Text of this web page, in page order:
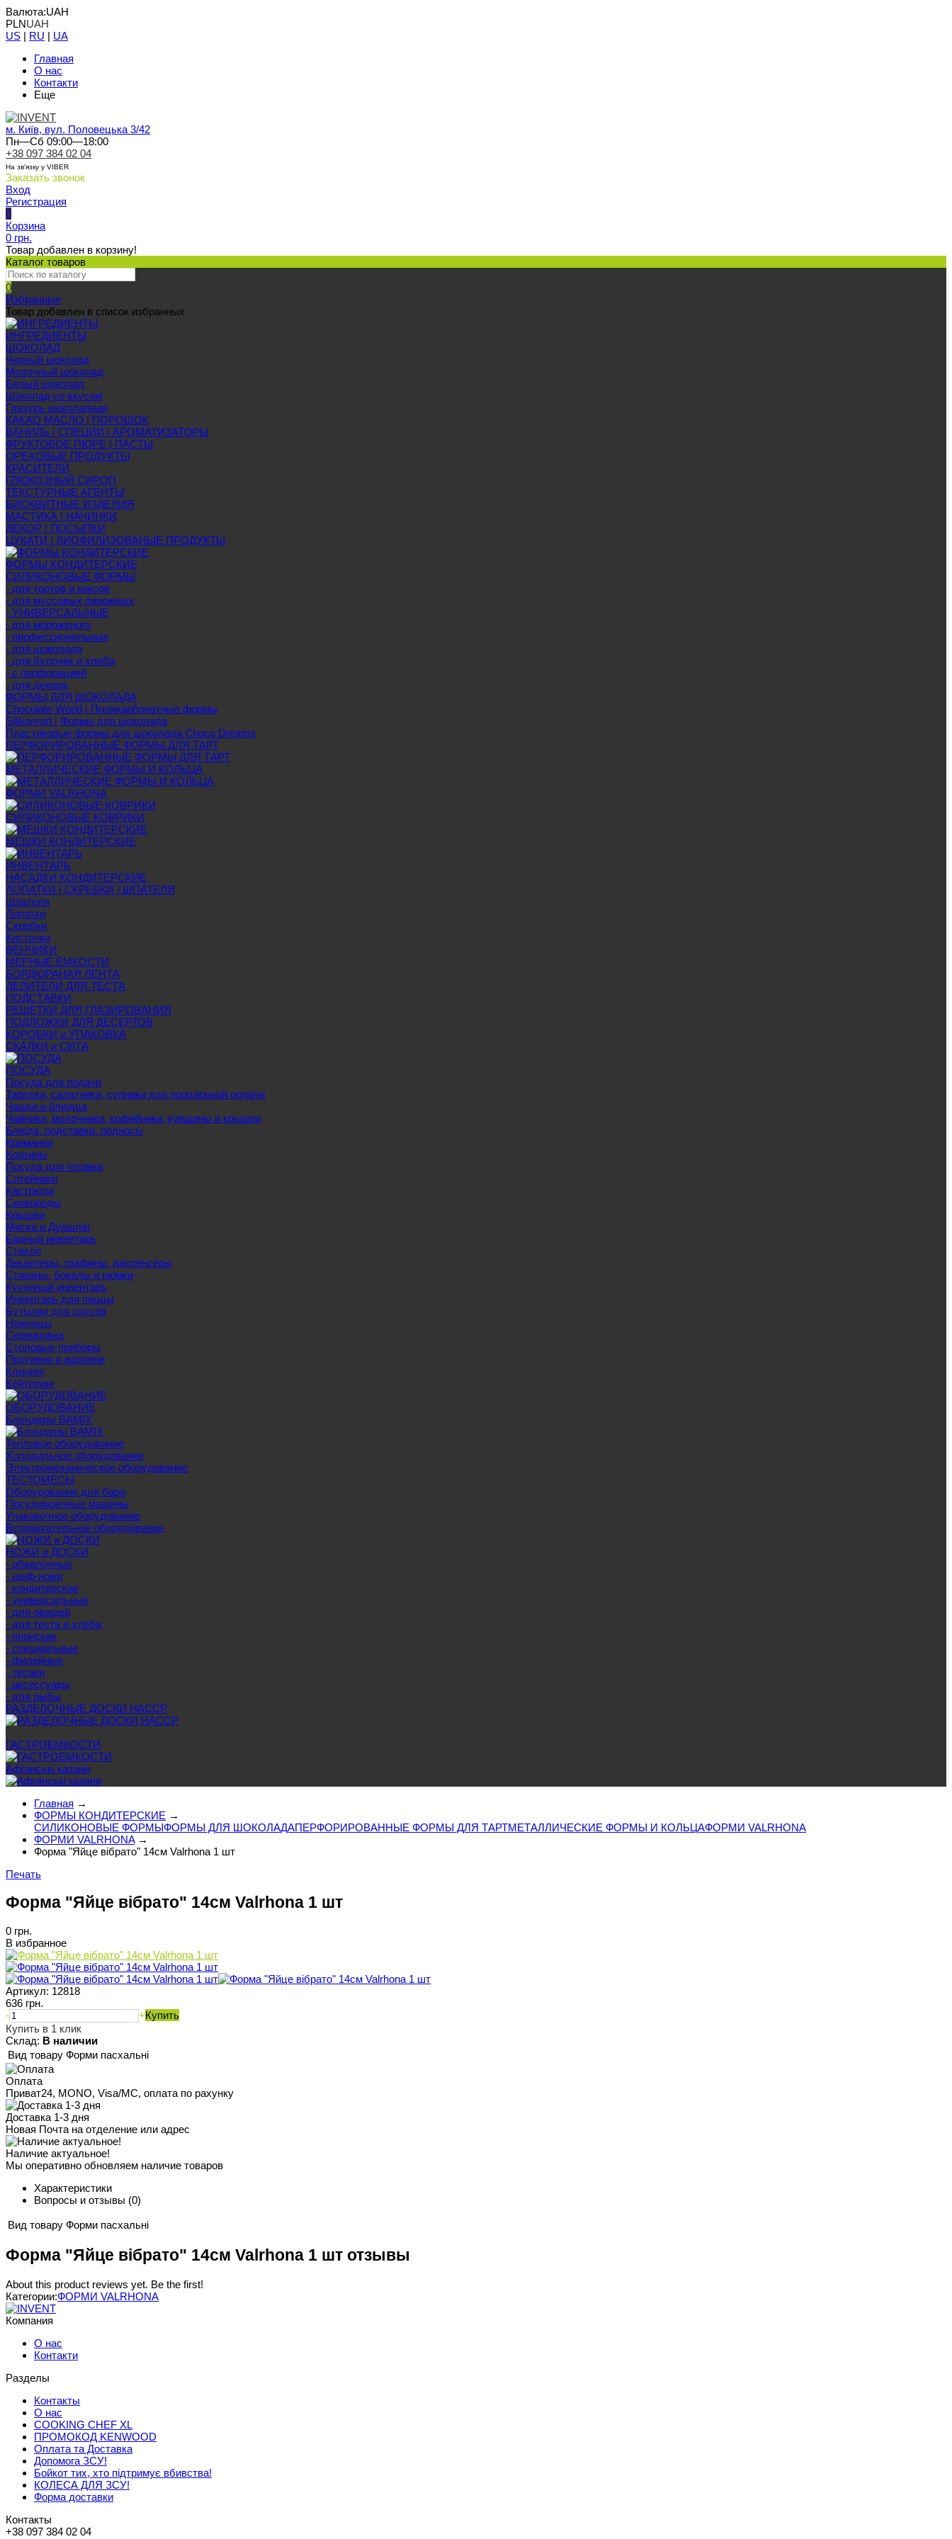
Валюта:UAH
PLNUAH
US | RU | UA
Главная
О нас
Контакти
Еще
м. Київ, вул. Половецька 3/42
Пн—Сб 09:00—18:00
+38 097 384 02 04
На зв'язку у VIBER
Заказать звонок
Вход
Регистрация
0
Корзина
0 грн.
Товар добавлен в корзину!
Каталог товаров
0
Избранные
Товар добавлен в список избранных
ИНГРЕДИЕНТЫ
ШОКОЛАД
Черный шоколад
Молочный шоколад
Белый шоколад
Шоколад со вкусом
Глазурь шоколадная
КАКАО МАСЛО | ПОРОШОК
ВАНИЛЬ | СПЕЦИИ | АРОМАТИЗАТОРЫ
ФРУКТОВОЕ ПЮРЕ | ПАСТЫ
ОРЕХОВЫЕ ПРОДУКТЫ
КРАСИТЕЛИ
ГЛЮКОЗНЫЙ СИРОП
ТЕКСТУРНЫЕ АГЕНТЫ
БИСКВИТНЫЕ ИЗДЕЛИЯ
МАСТИКА | НАЧИНКИ
ДЕКОР | ПОСЫПКИ
ЦУКАТИ | ЛИОФИЛИЗОВАНЫЕ ПРОДУКТЫ
ФОРМЫ КОНДИТЕРСКИЕ
СИЛИКОНОВЫЕ ФОРМЫ
- для тортов и кексов
- для муссовых пирожных
- УНИВЕРСАЛЬНЫЕ
- для мороженого
- профессиональные
- для шоколада
- для булочек и хлеба
- с перфорацией
- для декора
ФОРМЫ ДЛЯ ШОКОЛАДА
Chocolate World | Поликарбонатные формы
Silikomart | Формы для шоколада
Пластиковые формы для шоколада Choco Dreams
ПЕРФОРИРОВАННЫЕ ФОРМЫ ДЛЯ ТАРТ
МЕТАЛЛИЧЕСКИЕ ФОРМЫ И КОЛЬЦА
ФОРМИ VALRHONA
СИЛИКОНОВЫЕ КОВРИКИ
МЕШКИ КОНДИТЕРСКИЕ
ИНВЕНТАРЬ
НАСАДКИ КОНДИТЕРСКИЕ
ЛОПАТКИ | СКРЕБКИ | ШПАТЕЛЯ
Шпателя
Лопатки
Скребки
Кисточки
ВЕНЧИКИ
МЕРНЫЕ ЁМКОСТИ
БОРДЮРАНАЯ ЛЕНТА
ДЕЛИТЕЛИ ДЛЯ ТЕСТА
ПОДСТАВКИ
РЕШЕТКИ ДЛЯ ГЛАЗИРОВАНИЯ
ПОДЛОЖКИ ДЛЯ ДЕСЕРТОВ
КОРОБКИ и УПАКОВКА
СКАЛКИ и СИТА
ПОСУДА
Посуда для подачи
Тарелки, салатники, супники для порционной подачи
Чашки и блюдца
Чайники, молочники, кофейники, кувшины и крышки
Блюда, подставки, подносы
Креманки
Корзины
Посуда для готовки
Сотейники
Кастрюли
Сковороды
Крышки
Миска и Дуршлаг
Барный инвентарь
Стекло
Декантеры, графины, диспенсеры
Стаканы, бокалы и рюмки
Кухонный инвентарь
Инвентарь для пиццы
Бутылки для соусов
Ножницы
Сервировка
Столовые приборы
Противни и жаровни
Клининг
Кейтеринг
ОБОРУДОВАНИЕ
Блендеры BAMIX
Тепловое оборудование
Холодильное оборудование
Электромеханическое оборудование
ТЕСТОМЕСЫ
Оборудование для бара
Посудомоечные машины
Упаковочное оборудование
Вспомогательное оборудование
НОЖИ и ДОСКИ
- обвалочные
- шеф-ножи
- кондитерские
- универсальные
- для овощей
- для теста и хлеба
- японские
- специальные
- филейные
- тесаки
- аксессуары
- для рыбы
РАЗДЕЛОЧНЫЕ ДОСКИ HACCP
ГАСТРОЕМКОСТИ
Афганські казани
Главная →
ФОРМЫ КОНДИТЕРСКИЕ →
СИЛИКОНОВЫЕ ФОРМЫФОРМЫ ДЛЯ ШОКОЛАДАПЕРФОРИРОВАННЫЕ ФОРМЫ ДЛЯ ТАРТМЕТАЛЛИЧЕСКИЕ ФОРМЫ И КОЛЬЦАФОРМИ VALRHONA
ФОРМИ VALRHONA→
Форма "Яйце вібрато" 14см Valrhona 1 шт
Печать
Форма "Яйце вібрато" 14см Valrhona 1 шт
0 грн.
В избранное
Артикул: 12818
636 грн.
-
+Купить
Купить в 1 клик
Склад: В наличии
Вид товару Форми пасхальні
Оплата
Приват24, MONO, Visa/MC, оплата по рахунку
Доставка 1-3 дня
Новая Почта на отделение или адрес
Наличие актуальное!
Мы оперативно обновляем наличие товаров
Характеристики
Вопросы и отзывы (0)
Вид товару Форми пасхальні
Форма "Яйце вібрато" 14см Valrhona 1 шт отзывы
About this product reviews yet. Be the first!
Категории:ФОРМИ VALRHONA
Компания
О нас
Контакти
Разделы
Контакты
О нас
COOKING CHEF XL
ПРОМОКОД KENWOOD
Оплата та Доставка
Допомога ЗСУ!
Бойкот тих, хто підтримує вбивства!
КОЛЕСА ДЛЯ ЗСУ!
Форма доставки
Контакты
+38 097 384 02 04